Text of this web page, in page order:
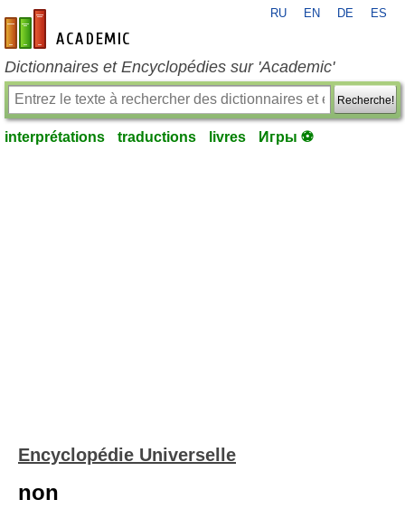
fr-academic.com
RU EN DE ES
Dictionnaires et Encyclopédies sur 'Academic'
Recherche!
interprétations traductions livres Игры ⚽
Encyclopédie Universelle
non